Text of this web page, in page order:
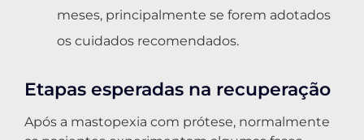
meses, principalmente se forem adotados
os cuidados recomendados.
Etapas esperadas na recuperação
Após a mastopexia com prótese, normalmente